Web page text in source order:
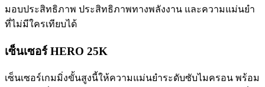
มอบประสิทธิภาพ ประสิทธิภาพทางพลังงาน และความแม่นยำ
ที่ไม่มีใครเทียบได้
เซ็นเซอร์ HERO 25K
เซ็นเซอร์เกมมิ่งขั้นสูงนี้ให้ความแม่นยำระดับซับไมครอน พร้อม